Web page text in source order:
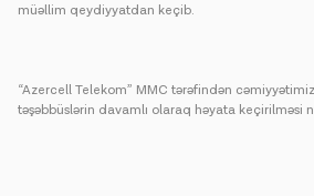
müəllim qeydiyyatdan keçib.
“Azercell Telekom” MMC tərəfindən
təşəbbüslərin davamlı olaraq həyata keçirilməsi